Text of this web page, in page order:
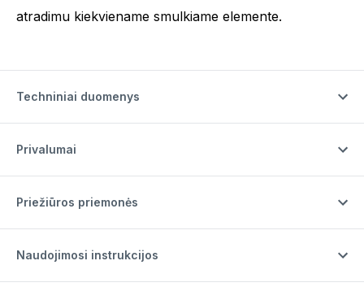
atradimu kiekviename smulkiame elemente.
Techniniai duomenys
Privalumai
Priežiūros priemonės
Naudojimosi instrukcijos